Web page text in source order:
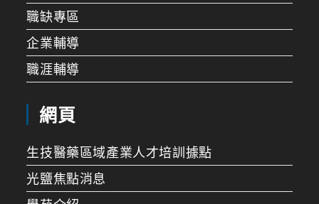
職缺專區
企業輔導
職涯輔導
網頁
生技醫藥區域產業人才培訓據點
光鹽焦點消息